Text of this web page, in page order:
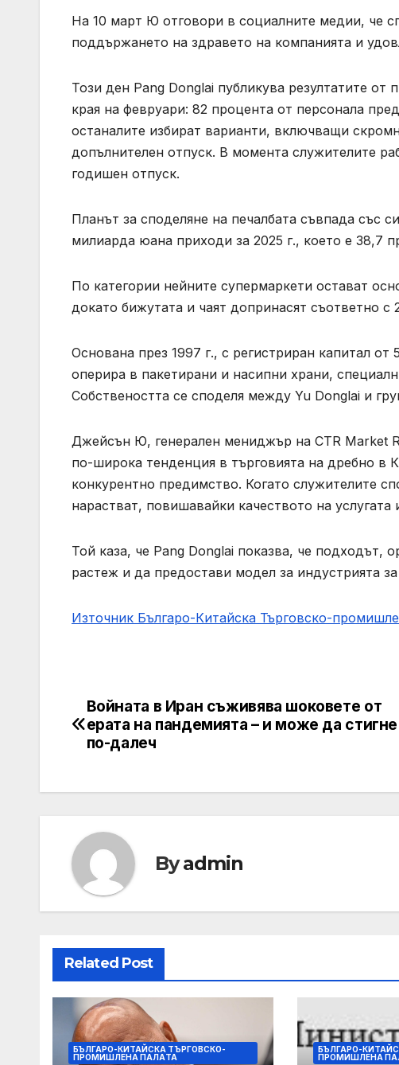
На 10 март Ю отговори в социалните медии, че
поддържането на здравето на компанията и
Този ден Pang Donglai публикува резултатите
края на февруари: 82 процента от персонала
останалите избират варианти, включващи
допълнителен отпуск. В момента служителите
годишен отпуск.
Планът за споделяне на печалбата съвпада със
милиарда юана приходи за 2025 г., което е 38,7
По категории нейните супермаркети остават
докато бижутата и чаят допринасят съответно
Основана през 1997 г., с регистриран капитал
оперира в пакетирани и насипни храни,
Собствеността се споделя между Yu Donglai и
Джейсън Ю, генерален мениджър на CTR Market
по-широка тенденция в търговията на дребно в
конкурентно предимство. Когато служителите
нарастват, повишавайки качеството на услугата
Той каза, че Pang Donglai показва, че подходът,
растеж и да предостави модел за индустрията
Източник Българо-Китайска Търговско-
Навигация
Войната в Иран съживява шоковете от
ерата на пандемията – и може да стигне
по-далеч
Byadmin
Related Post
БЪЛГАРО-КИТАЙСКА ТЪРГОВСКО-
ПРОМИШЛЕНА ПАЛAТА
БЪЛГАРО-
ПРОМИШЛЕНА